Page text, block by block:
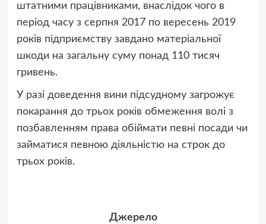
штатними працівниками, внаслідок чого в
період часу з серпня 2017 по вересень 2019
років підприємству завдано матеріальної
шкоди на загальну суму понад 110 тисяч
гривень.
У разі доведення вини підсудному загрожує
покарання до трьох років обмеження волі з
позбавленням права обіймати певні посади чи
займатися певною діяльністю на строк до
трьох років.
Джерело